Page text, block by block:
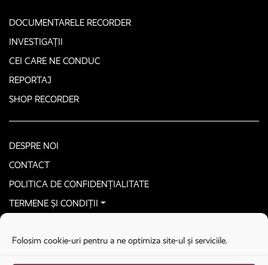
Folosim cookie-uri pentru a ne optimiza site-ul și serviciile.
DOCUMENTARELE RECORDER
INVESTIGAȚII
CEI CARE NE CONDUC
REPORTAJ
SHOP RECORDER
DESPRE NOI
CONTACT
POLITICA DE CONFIDENȚIALITATE
TERMENE ȘI CONDIȚII